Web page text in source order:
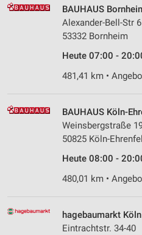
BAUHAUS
Alexander-Bell-Str 6
53332 Bornheim
Heute 07:00 -
481,41 km •
BAUHAUS Köln-
Weinsbergstraße
50825 Köln-
Heute 08:00 -
480,01 km •
hagebaumarkt Köln
Eintrachtstr. 34-40